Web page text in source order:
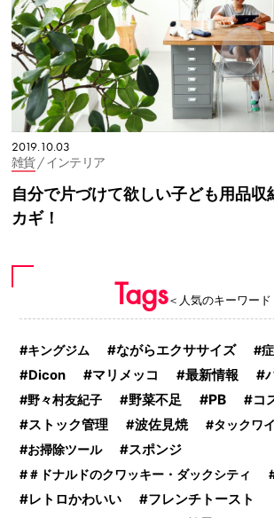
2019.10.03
雑貨/ インテリア
自分で片づけて欲しい子ども用品収
カギ！
Tags＜人気のキーワード
キングジム ながらエクササイズ
Dicon マリメッコ 最新情報
野々村友紀子 野菜不足 PB
コ
ストック管理
波佐見焼
タックワ
お掃除ツール
スポンジ
＃ドナルドのクワッキー・ダックシティ
レトロかわいい
フレンチトースト